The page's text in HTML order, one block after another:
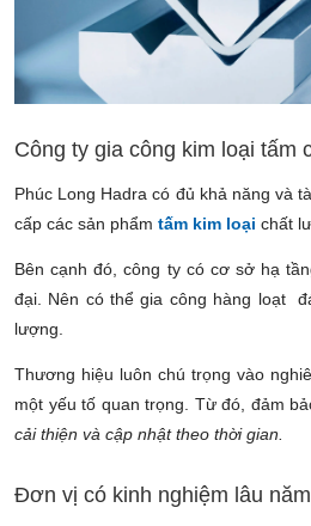
Công ty gia công kim loại tấm
Phúc Long Hadra có đủ khả năng và
cấp các sản phẩm tấm kim loại chất
Bên cạnh đó, công ty có cơ sở hạ
đại. Nên có thể gia công hàng loạt
lượng.
Thương hiệu luôn chú trọng vào
một yếu tố quan trọng. Từ đó, đảm
cải thiện và cập nhật theo thời gian.
Đơn vị có kinh nghiệm lâu năm